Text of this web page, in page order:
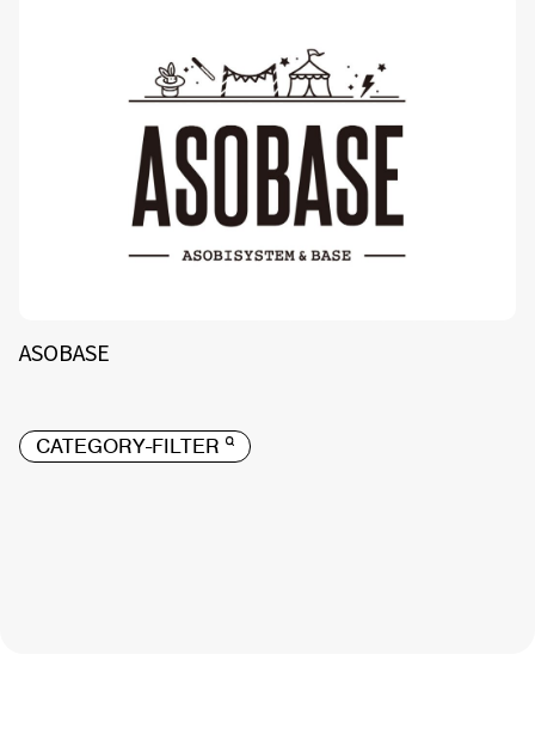
ASOBASE
CATEGORY-FILTER